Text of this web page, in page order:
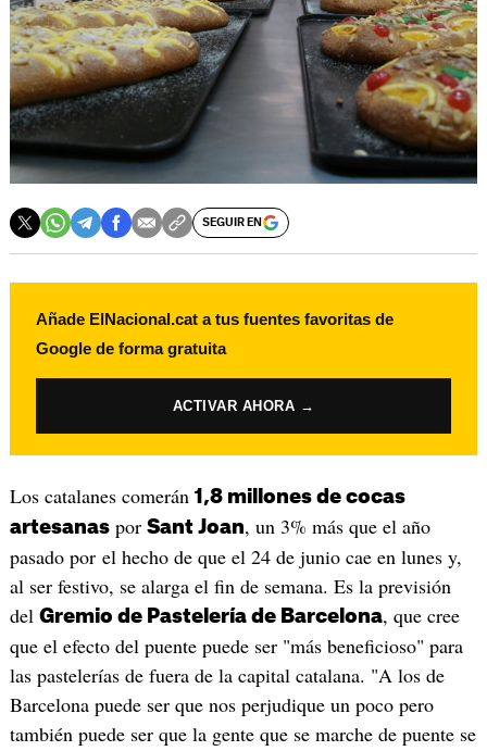
SEGUIR EN
Añade ElNacional.cat a tus fuentes favoritas de
Google de forma gratuita
ACTIVAR AHORA →
Los catalanes comerán 1,8 millones de cocas
artesanaspor Sant Joan, un 3% más que el año
pasado por el hecho de que el 24 de junio cae en lunes y,
al ser festivo, se alarga el fin de semana. Es la previsión
del Gremio de Pastelería de Barcelona, que cree
que el efecto del puente puede ser "más beneficioso" para
las pastelerías de fuera de la capital catalana. "A los de
Barcelona puede ser que nos perjudique un poco pero
también puede ser que la gente que se marche de puente se